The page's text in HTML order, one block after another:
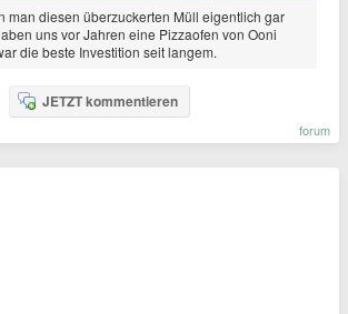
man diesen überzuckerten Müll eigentlich gar
uns vor Jahren eine Pizzaofen von Ooni
die beste Investition seit langem.
JETZT kommentieren
forum